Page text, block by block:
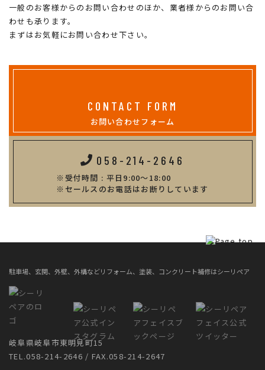
一般のお客様からのお問い合わせのほか、業者様からのお問い合
わせも承ります。
まずはお気軽にお問い合わせ下さい。
CONTACT FORM
お問い合わせフォーム
058-214-2646
受付時間 : 平日9:00～18:00
セールスのお電話はお断りしています
駐車場、玄関、外壁、外構などリフォーム、塗装、コンクリート補修はシーリペア
岐阜県岐阜市東明見町15
TEL.058-214-2646 / FAX.058-214-2647